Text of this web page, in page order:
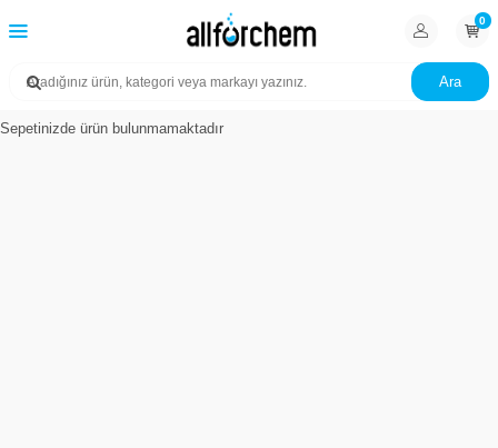
Ara
0
Sepetinizde ürün bulunmamaktadır